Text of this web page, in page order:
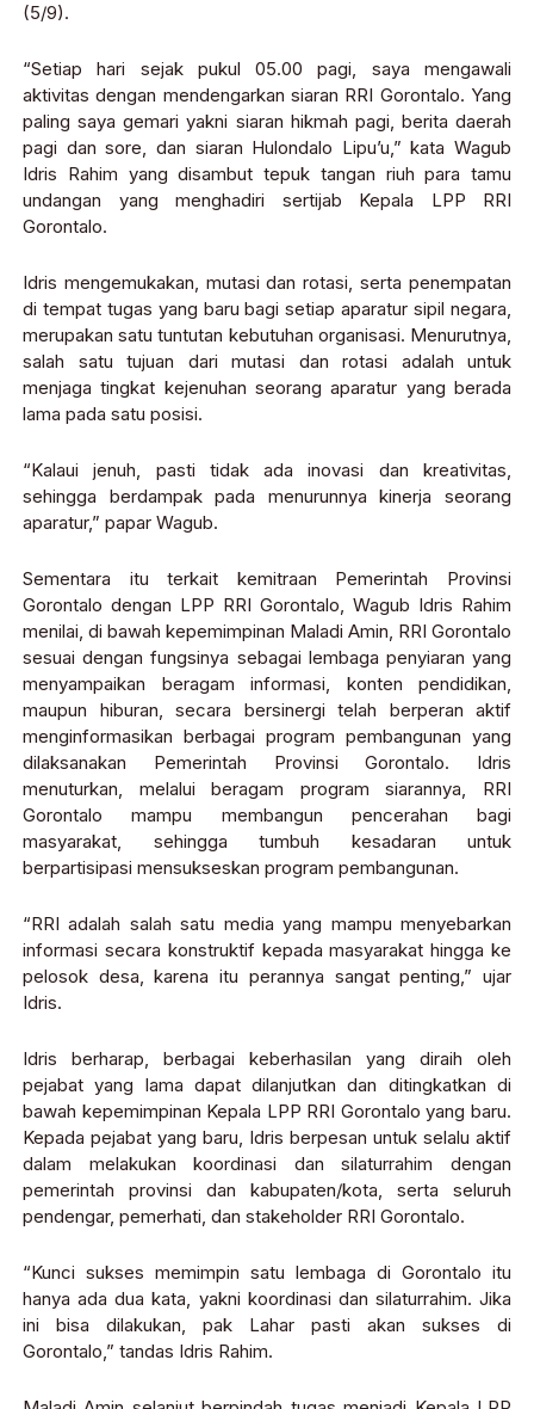
(5/9).
“Setiap hari sejak pukul 05.00 pagi, saya mengawali
aktivitas dengan mendengarkan siaran RRI Gorontalo. Yang
paling saya gemari yakni siaran hikmah pagi, berita daerah
pagi dan sore, dan siaran Hulondalo Lipu’u,” kata Wagub
Idris Rahim yang disambut tepuk tangan riuh para tamu
undangan yang menghadiri sertijab Kepala LPP RRI
Gorontalo.
Idris mengemukakan, mutasi dan rotasi, serta penempatan
di tempat tugas yang baru bagi setiap aparatur sipil negara,
merupakan satu tuntutan kebutuhan organisasi. Menurutnya,
salah satu tujuan dari mutasi dan rotasi adalah untuk
menjaga tingkat kejenuhan seorang aparatur yang berada
lama pada satu posisi.
“Kalaui jenuh, pasti tidak ada inovasi dan kreativitas,
sehingga berdampak pada menurunnya kinerja seorang
aparatur,” papar Wagub.
Sementara itu terkait kemitraan Pemerintah Provinsi
Gorontalo dengan LPP RRI Gorontalo, Wagub Idris Rahim
menilai, di bawah kepemimpinan Maladi Amin, RRI Gorontalo
sesuai dengan fungsinya sebagai lembaga penyiaran yang
menyampaikan beragam informasi, konten pendidikan,
maupun hiburan, secara bersinergi telah berperan aktif
menginformasikan berbagai program pembangunan yang
dilaksanakan Pemerintah Provinsi Gorontalo. Idris
menuturkan, melalui beragam program siarannya, RRI
Gorontalo mampu membangun pencerahan bagi
masyarakat, sehingga tumbuh kesadaran untuk
berpartisipasi mensukseskan program pembangunan.
“RRI adalah salah satu media yang mampu menyebarkan
informasi secara konstruktif kepada masyarakat hingga ke
pelosok desa, karena itu perannya sangat penting,” ujar
Idris.
Idris berharap, berbagai keberhasilan yang diraih oleh
pejabat yang lama dapat dilanjutkan dan ditingkatkan di
bawah kepemimpinan Kepala LPP RRI Gorontalo yang baru.
Kepada pejabat yang baru, Idris berpesan untuk selalu aktif
dalam melakukan koordinasi dan silaturrahim dengan
pemerintah provinsi dan kabupaten/kota, serta seluruh
pendengar, pemerhati, dan stakeholder RRI Gorontalo.
“Kunci sukses memimpin satu lembaga di Gorontalo itu
hanya ada dua kata, yakni koordinasi dan silaturrahim. Jika
ini bisa dilakukan, pak Lahar pasti akan sukses di
Gorontalo,” tandas Idris Rahim.